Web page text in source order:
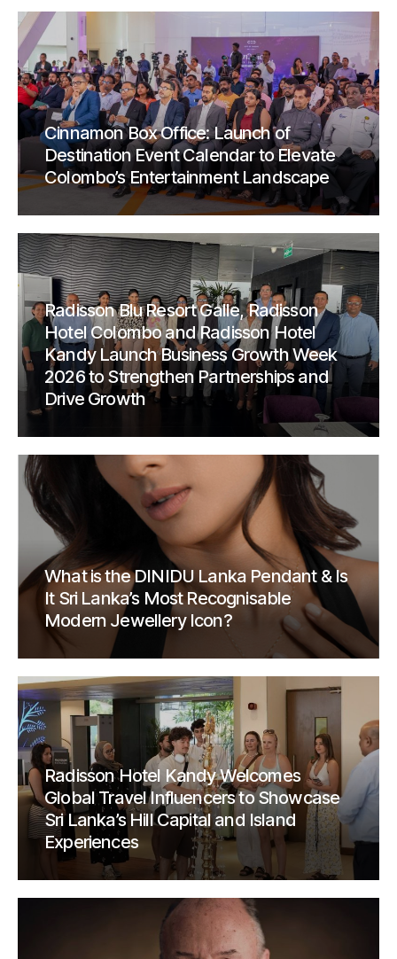
Cinnamon Box Office: Launch of
Destination Event Calendar to Elevate
Colombo’s Entertainment Landscape
Radisson Blu Resort Galle, Radisson
Hotel Colombo and Radisson Hotel
Kandy Launch Business Growth Week
2026 to Strengthen Partnerships and
Drive Growth
What is the DINIDU Lanka Pendant & Is
It Sri Lanka’s Most Recognisable
Modern Jewellery Icon?
Radisson Hotel Kandy Welcomes
Global Travel Influencers to Showcase
Sri Lanka’s Hill Capital and Island
Experiences